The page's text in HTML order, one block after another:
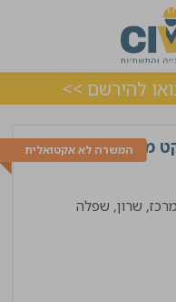
המשרה לא אקטואליתמגורים
מרכז, שרון, שפלה